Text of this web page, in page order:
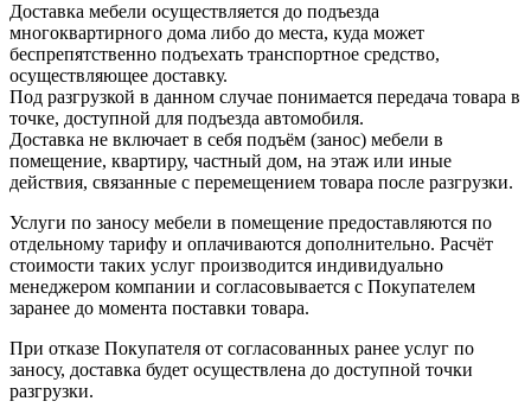
Доставка мебели осуществляется до подъезда
многоквартирного дома либо до места, куда может
беспрепятственно подъехать транспортное средство,
осуществляющее доставку.
Под разгрузкой в данном случае понимается передача товара в
точке, доступной для подъезда автомобиля.
Доставка не включает в себя подъём (занос) мебели в
помещение, квартиру, частный дом, на этаж или иные
действия, связанные с перемещением товара после разгрузки.
Услуги по заносу мебели в помещение предоставляются по
отдельному тарифу и оплачиваются дополнительно. Расчёт
стоимости таких услуг производится индивидуально
менеджером компании и согласовывается с Покупателем
заранее до момента поставки товара.
При отказе Покупателя от согласованных ранее услуг по
заносу, доставка будет осуществлена до доступной точки
разгрузки.